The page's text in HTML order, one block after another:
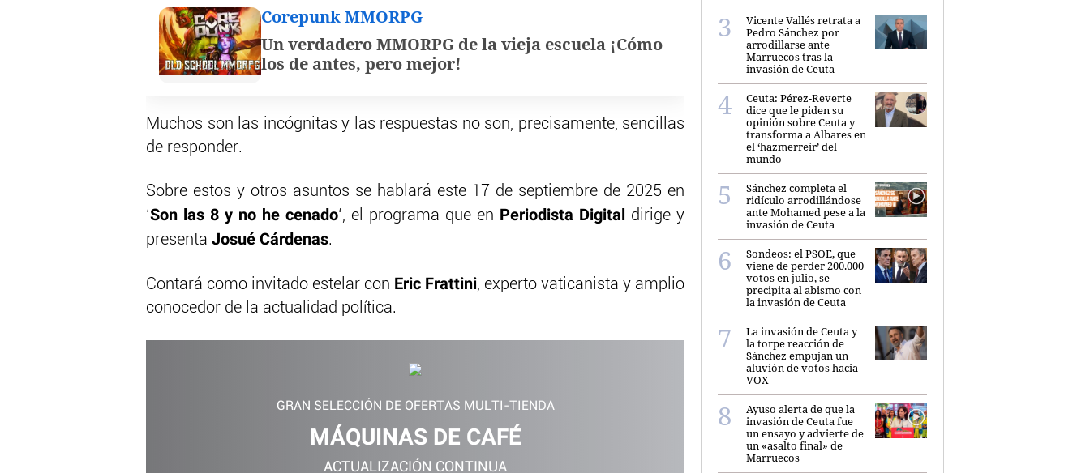
Corepunk MMORPG
Un verdadero MMORPG de la vieja escuela ¡Cómo
los de antes, pero mejor!
Muchos son las incógnitas y las respuestas no son, precisamente, sencillas
de responder.
Sobre estos y otros asuntos se hablará este 17 de septiembre de 2025 en
‘Son las 8 y no he cenado‘, el programa que en Periodista Digital
dirige y
presenta Josué Cárdenas.
Contará como invitado estelar con Eric Frattini , experto vaticanista y amplio
conocedor de la actualidad política.
GRAN SELECCIÓN DE OFERTAS MULTI-TIENDA
MÁQUINAS DE CAFÉ
ACTUALIZACIÓN CONTINUA
Vicente Vallés retrata a
Pedro Sánchez por
arrodillarse ante
Marruecos tras la
invasión de Ceuta
Ceuta: Pérez-Reverte
dice que le piden su
opinión sobre Ceuta y
transforma a Albares en
el ‘hazmerreír’ del
mundo
Sánchez completa el
ridículo arrodillándose
ante Mohamed pese a la
invasión de Ceuta
Sondeos: el PSOE, que
viene de perder 200.000
votos en julio, se
precipita al abismo con
la invasión de Ceuta
La invasión de Ceuta y
la torpe reacción de
Sánchez empujan un
aluvión de votos hacia
VOX
Ayuso alerta de que la
invasión de Ceuta fue
un ensayo y advierte de
un «asalto final» de
Marruecos